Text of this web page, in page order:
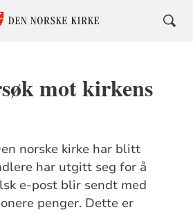
mot kirkens
norske kirke har blitt
har utgitt seg for å
e-post blir sendt med
penger. Dette er